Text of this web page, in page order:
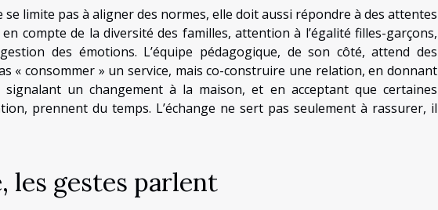
se limite pas à aligner des normes, elle doit aussi répondre à des attentes
compte de la diversité des familles, attention à l’égalité filles-garçons,
des émotions. L’équipe pédagogique, de son côté, attend des
« consommer » un service, mais co-construire une relation, en donnant
un changement à la maison, et en acceptant que certaines
prennent du temps. L’échange ne sert pas seulement à rassurer, il
les gestes parlent